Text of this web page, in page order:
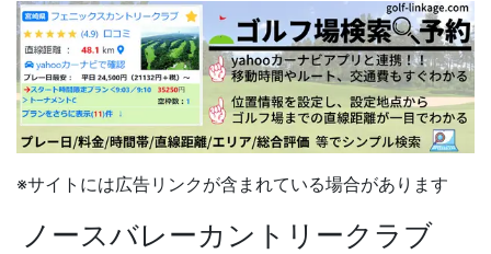
※サイトには広告リンクが含まれている場合があります
ノースバレーカントリークラブ